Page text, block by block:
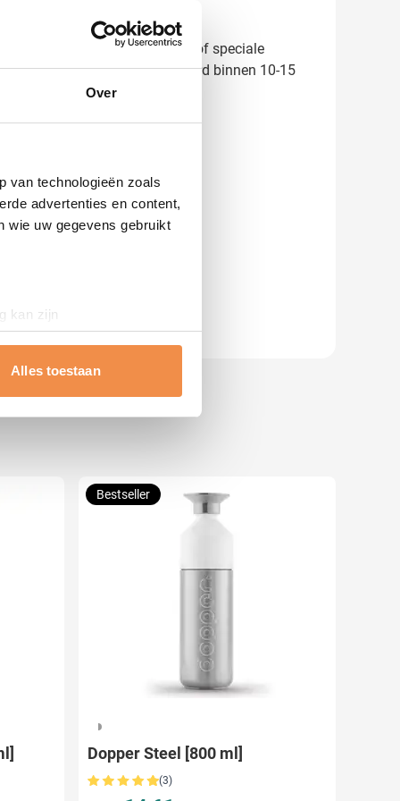
Over
van technologieën zoals
advertenties en content,
wie uw gegevens gebruikt
kan zijn
te bieden en om ons
partners voor social
Alles toestaan
je bestelt. Voor grote orders of speciale
De sets worden standaard binnen 10-15
325
Dopper Steel [800 ml]
(3)
Bestseller